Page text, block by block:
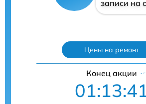
записи на
Цены на ремонт
Конец акции